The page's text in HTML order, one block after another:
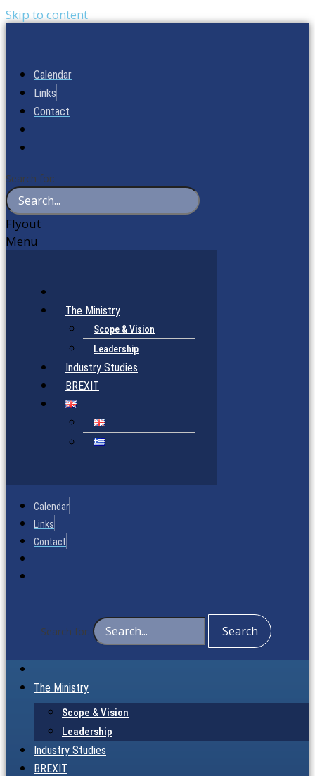
Skip to content
Calendar
Links
Contact
Search for:
Flyout
Menu
The Ministry
Scope & Vision
Leadership
Industry Studies
BREXIT
Calendar
Links
Contact
Search for:
The Ministry
Scope & Vision
Leadership
Industry Studies
BREXIT